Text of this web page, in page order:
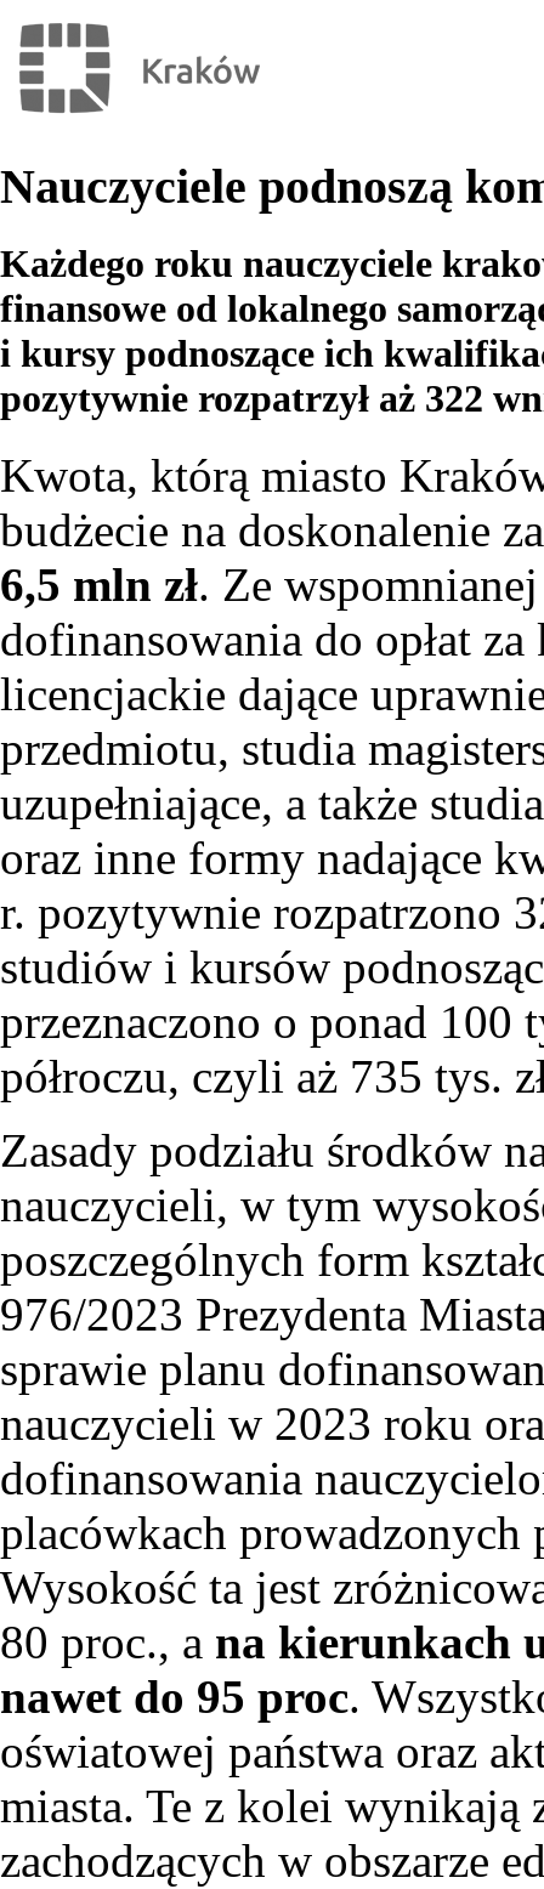
Nauczyciele podnoszą
Każdego roku nauczyciele
finansowe od lokalnego
i kursy podnoszące ich
pozytywnie rozpatrzył aż 322
Kwota, którą miasto
budżecie na doskonalenie
6,5 mln zł. Ze
dofinansowania do opłat
licencjackie dające
przedmiotu, studia
uzupełniające, a także
oraz inne formy nadające
r. pozytywnie rozpatrzono
studiów i kursów
przeznaczono o ponad 100
półroczu, czyli aż 735 tys.
Zasady podziału środków
nauczycieli, w tym
poszczególnych form
976/2023 Prezydenta
sprawie planu
nauczycieli w 2023 roku
dofinansowania
placówkach
Wysokość ta jest
80 proc., a na kierunkach
nawet do 95 proc.
oświatowej państwa oraz
miasta. Te z kolei
zachodzących w obszarze